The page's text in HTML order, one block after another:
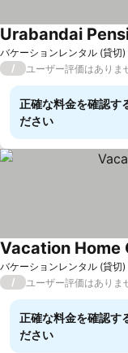
バケーションレンタル (貸切)
Urabandai
/ ユーザー評価はありま
正確な料金を確認す
ださい
バケーションレンタル (貸切)
Vacation Home
/ ユーザー評価はありま
正確な料金を確認す
ださい